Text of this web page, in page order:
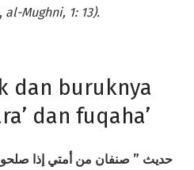
al-Mughni, 1: 13).
dan buruknya
dan fuqaha’
حديث ” صنفان من أمتي إذا